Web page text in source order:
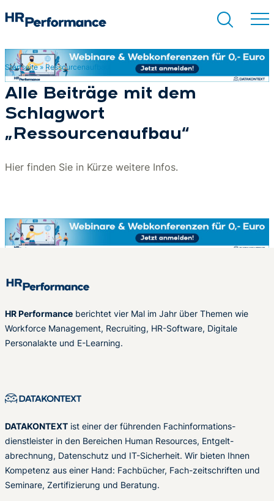
Suchen
Startseite» Ressourcenaufbau
Alle Beiträge mit dem
Schlagwort
„Ressourcenaufbau“
Hier finden Sie in Kürze weitere Infos.
HR Performance berichtet vier Mal im Jahr über Themen wie
Workforce Management, Recruiting, HR-Software, Digitale
Personalakte und E-Learning.
DATAKONTEXT ist einer der führenden Fachinformations-
dienstleister in den Bereichen Human Resources, Entgelt-
abrechnung, Datenschutz und IT-Sicherheit. Wir bieten Ihnen
Kompetenz aus einer Hand: Fachbücher, Fach-zeitschriften und
Seminare, Zertifizierung und Beratung.